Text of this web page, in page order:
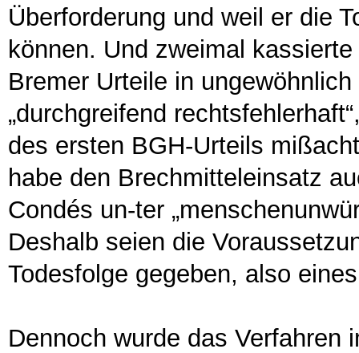
Überforderung und weil er die
können. Und zweimal
Bremer Urteile in
„durchgreifend
des ersten BGH-Urteils
habe den Brechmitteleinsatz
Condés un-ter
Deshalb seien die
Todesfolge gegeben, also
Dennoch wurde das Verfahren